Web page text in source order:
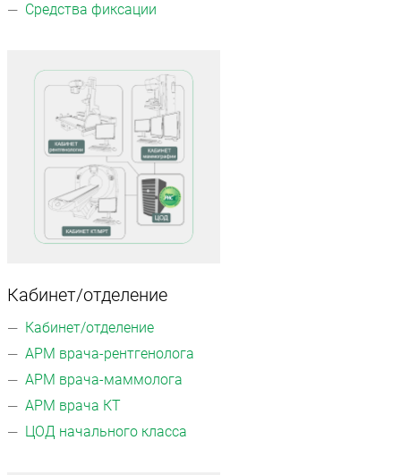
Средства фиксации
Кабинет/отделение
Кабинет/отделение
АРМ врача-рентгенолога
АРМ врача-маммолога
АРМ врача КТ
ЦОД начального класса